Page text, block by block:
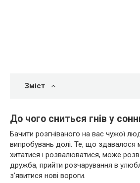
Зміст
До чого сниться гнів у
Бачити розгніваного на вас чужої
випробувань долі. Те, що здавалося
хитатися і розвалюватися, може
дружба, прийти розчарування в
з’явитися нові вороги.